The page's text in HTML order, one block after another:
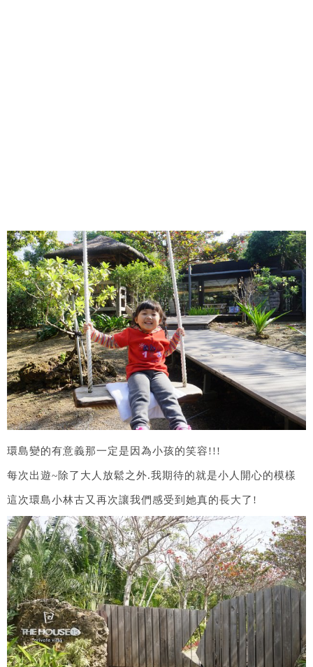
環島變的有意義那一定是因為小孩的笑容!!!
每次出遊~除了大人放鬆之外.我期待的就是小人開心的模樣
這次環島小林古又再次讓我們感受到她真的長大了!